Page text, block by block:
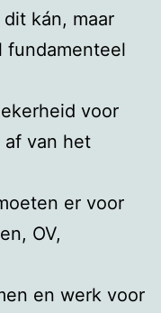
kán, maar
fundamenteel
voor
af van het
er voor
OV,
en werk voor